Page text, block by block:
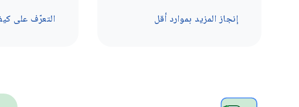
إنجاز المزيد بموارد أقل التعرّف على